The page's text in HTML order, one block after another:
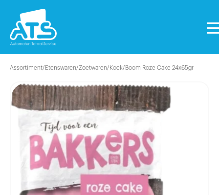
Assortiment/Etenswaren/Zoetwaren/ Koek/Boom Roze Cake 24x65gr